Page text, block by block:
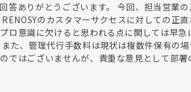
答ありがとうございます。 今回、担当営業
のカスタマーサクセスに対しての正
ロ意識に欠けると思われる点に関しては早
た、管理代行手数料は現状は複数件保有の
ではございませんが、貴重な意見として部